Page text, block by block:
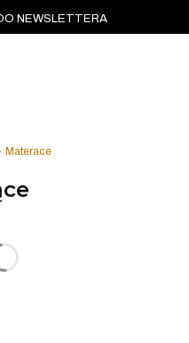
NEWSLETTERA
Materace